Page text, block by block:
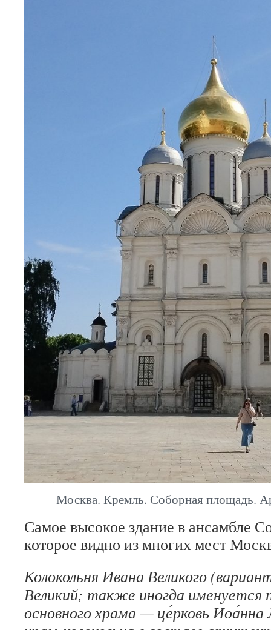
Москва. Кремль. Соборная площадь.
Самое высокое здание в ансамбле
которое видно из многих мест
Колокольня Ивана Великого
Великий; также иногда именуется
основного храма — це́рковь